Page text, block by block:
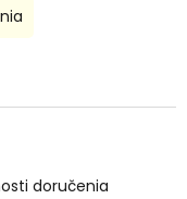
doručenia